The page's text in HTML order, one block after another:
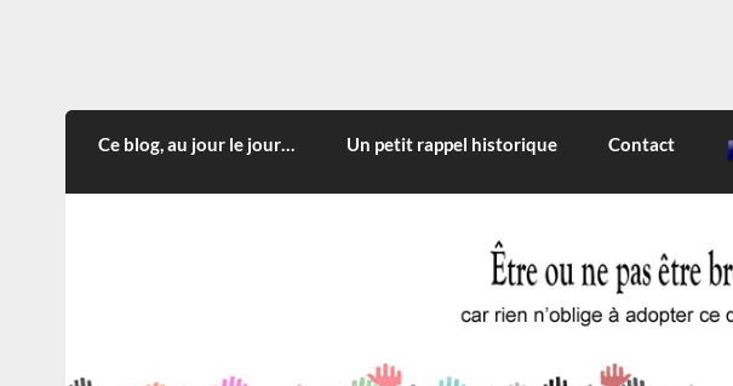
CITOYEN D'ILLE-ET-VILAINE
Ce blog, au jour le jour… Un petit rappel historique Contact